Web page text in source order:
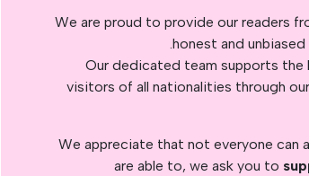
We are proud to provide our readers
honest and
Our dedicated team supports the
visitors of all nationalities through
We appreciate that not everyone can
are able to, we ask you to